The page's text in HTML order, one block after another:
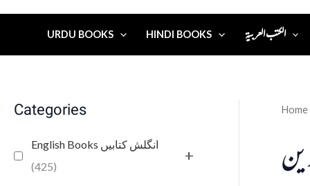
URDU BOOKS HINDI BOOKS الكتب العربية
Categories
English Books انگلش کتابیں
(425)
+
Home